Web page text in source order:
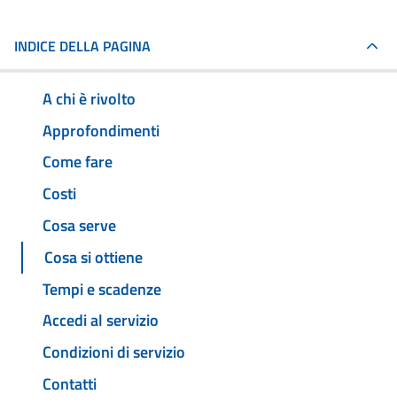
INDICE DELLA PAGINA
A chi è rivolto
Approfondimenti
Come fare
Costi
Cosa serve
Cosa si ottiene
Tempi e scadenze
Accedi al servizio
Condizioni di servizio
Contatti